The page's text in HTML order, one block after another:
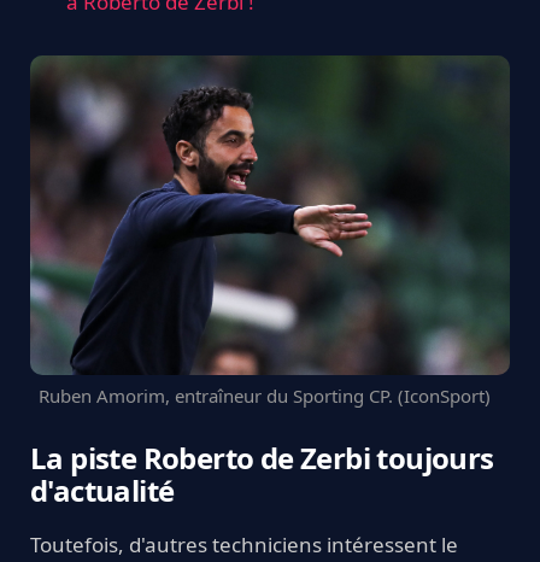
Ruben Amorim, entraîneur du Sporting CP. (IconSport)
La piste Roberto de Zerbi toujours
d'actualité
Toutefois, d'autres techniciens intéressent le